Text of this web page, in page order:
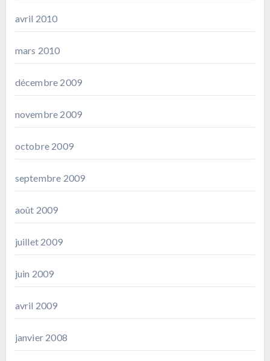
avril 2010
mars 2010
décembre 2009
novembre 2009
octobre 2009
septembre 2009
août 2009
juillet 2009
juin 2009
avril 2009
janvier 2008